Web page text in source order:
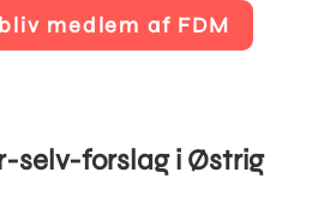
medlem af FDM
selv-forslag i Østrig